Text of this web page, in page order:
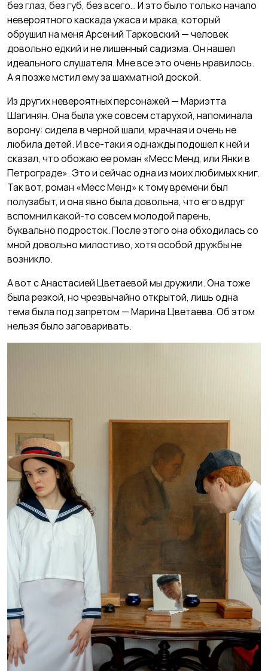
без глаз, без губ, без всего… И это было только начало
невероятного каскада ужаса и мрака, который
обрушил на меня Арсений Тарковский — человек
довольно едкий и не лишенный садизма. Он нашел
идеального слушателя. Мне все это очень нравилось.
А я позже мстил ему за шахматной доской.
Из других невероятных персонажей — Мариэтта
Шагинян. Она была уже совсем старухой, напоминала
ворону: сидела в черной шали, мрачная и очень не
любила детей. И все-таки я однажды подошел к ней и
сказал, что обожаю ее роман «Месс Менд, или Янки в
Петрограде». Это и сейчас одна из моих любимых книг.
Так вот, роман «Месс Менд» к тому времени был
полузабыт, и она явно была довольна, что его вдруг
вспомнил какой-то совсем молодой парень,
буквально подросток. После этого она обходилась со
мной довольно милостиво, хотя особой дружбы не
возникло.
А вот с Анастасией Цветаевой мы дружили. Она тоже
была резкой, но чрезвычайно открытой, лишь одна
тема была под запретом — Марина Цветаева. Об этом
нельзя было заговаривать.